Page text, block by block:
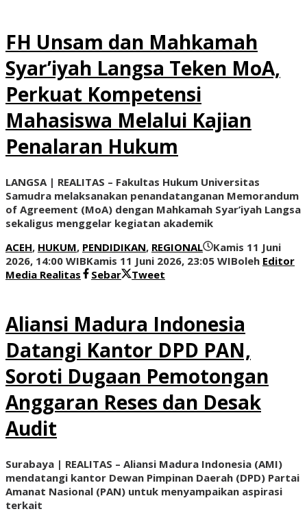
FH Unsam dan Mahkamah
Syar’iyah Langsa Teken MoA,
Perkuat Kompetensi
Mahasiswa Melalui Kajian
Penalaran Hukum
LANGSA | REALITAS – Fakultas Hukum Universitas
Samudra melaksanakan penandatanganan Memorandum
of Agreement (MoA) dengan Mahkamah Syar’iyah Langsa
sekaligus menggelar kegiatan akademik
ACEH, HUKUM, PENDIDIKAN, REGIONAL
Kamis 11 Juni
2026, 14:00 WIBKamis 11 Juni 2026, 23:05 WIBoleh Editor
Media Realitas
Sebar Tweet
Aliansi Madura Indonesia
Datangi Kantor DPD PAN,
Soroti Dugaan Pemotongan
Anggaran Reses dan Desak
Audit
Surabaya | REALITAS – Aliansi Madura Indonesia (AMI)
mendatangi kantor Dewan Pimpinan Daerah (DPD) Partai
Amanat Nasional (PAN) untuk menyampaikan aspirasi
terkait